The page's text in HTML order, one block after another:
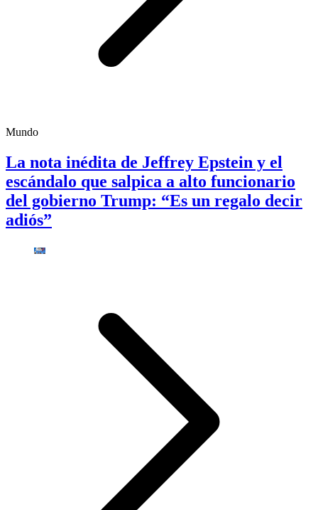
Mundo
La nota inédita de Jeffrey Epstein y el
escándalo que salpica a alto funcionario
del gobierno Trump: “Es un regalo decir
adiós”